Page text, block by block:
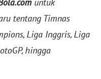
untuk
tentang Timnas
Liga Inggris, Liga
hingga